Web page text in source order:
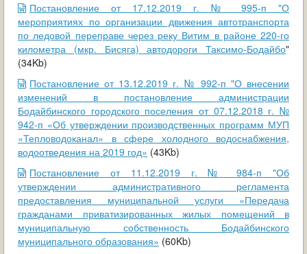
Постановление от 17.12.2019 г. № 995-п "О
мероприятиях по организации движения автотранспорта
по ледовой переправе через реку Витим в районе 220-го
километра (мкр. Бисяга) автодороги Таксимо-Бодайбо"
(34Kb)
Постановление от 13.12.2019 г. № 992-п "О внесении
изменений в постановление администрации
Бодайбинского городского поселения от 07.12.2018 г. №
942-п «Об утверждении производственных программ МУП
«Тепловодоканал» в сфере холодного водоснабжения,
водоотведения на 2019 год» (43Kb)
Постановление от 11.12.2019 г. № 984-п "Об
утверждении административного регламента
предоставления муниципальной услуги «Передача
гражданами приватизированных жилых помещений в
муниципальную собственность Бодайбинского
муниципального образования» (60Kb)